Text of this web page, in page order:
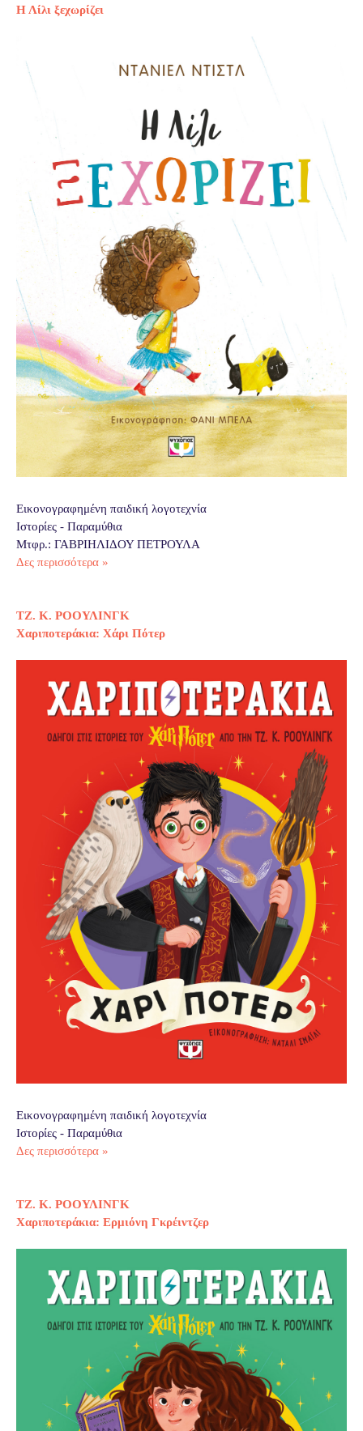
Η Λίλι ξεχωρίζει
Εικονογραφημένη παιδική λογοτεχνία
Ιστορίες - Παραμύθια
Μτφρ.: ΓΑΒΡΙΗΛΙΔΟΥ ΠΕΤΡΟΥΛΑ
Δες περισσότερα »
ΤΖ. Κ. ΡΟΟΥΛΙΝΓΚ
Χαριποτεράκια: Χάρι Πότερ
Εικονογραφημένη παιδική λογοτεχνία
Ιστορίες - Παραμύθια
Δες περισσότερα »
ΤΖ. Κ. ΡΟΟΥΛΙΝΓΚ
Χαριποτεράκια: Ερμιόνη Γκρέιντζερ